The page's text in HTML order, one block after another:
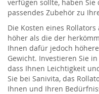
verfügen sollte, haben
passendes Zubehör zu
Die Kosten eines
höher als die der
Ihnen dafür jedoch
Gewicht. Investieren Sie
dass Ihnen Leichtigkeit
Sie bei Sanivita, das
Ihnen und Ihren